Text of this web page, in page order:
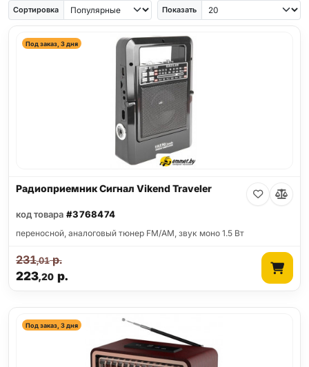
Сортировка Показать
Под заказ, 3 дня
Радиоприемник Сигнал Vikend Traveler
код товара #3768474
переносной, аналоговый тюнер FM/AM, звук моно 1.5 Вт
223,20р.
231,01р.
Под заказ, 3 дня